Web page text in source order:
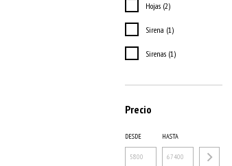
Hojas (2)
Sirena (1)
Sirenas (1)
Precio
DESDE HASTA